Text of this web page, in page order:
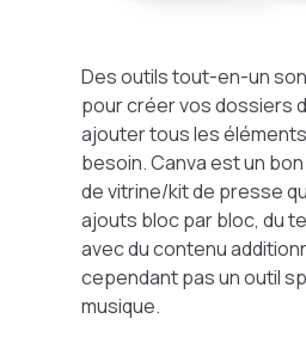
Des outils tout-en-un
pour créer vos dossiers
ajouter tous les
besoin. Canva est un bon
de vitrine/kit de presse
ajouts bloc par bloc, du
avec du contenu
cependant pas un outil
musique.